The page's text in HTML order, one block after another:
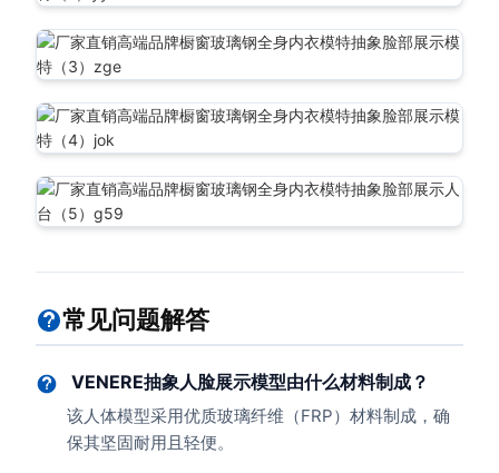
常见问题解答
VENERE抽象人脸展示模型由什么材料制成？
该人体模型采用优质玻璃纤维（FRP）材料制成，确
保其坚固耐用且轻便。